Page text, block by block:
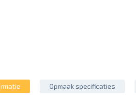
Opmaak specificaties